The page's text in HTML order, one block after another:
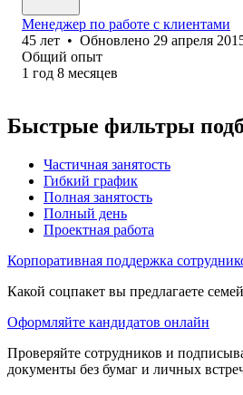
Менеджер по работе с клиентами
45 лет • Обновлено 29 апреля
Общий опыт
1 год 8 месяцев
Быстрые фильтры
Частичная занятость
Гибкий график
Полная занятость
Полный день
Проектная работа
Корпоративная поддержка
Какой соцпакет вы предлагаете
Оформляйте кандидатов онлайн
Проверяйте сотрудников и
документы без бумаг и личных